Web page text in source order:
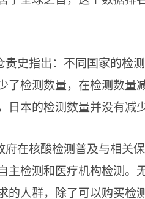
贵史指出：不同国家的检
了检测数量，在检测数量
日本的检测数量并没有减
府在核酸检测普及与相关
主检测和医疗机构检测。
的人群，除了可以购买检